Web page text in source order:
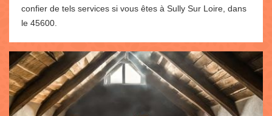
confier de tels services si vous êtes à Sully Sur Loire, dans
le 45600.